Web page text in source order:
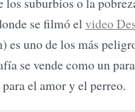
se filmó elvideo
es uno de los más
se vende como un
el amor y el perreo.